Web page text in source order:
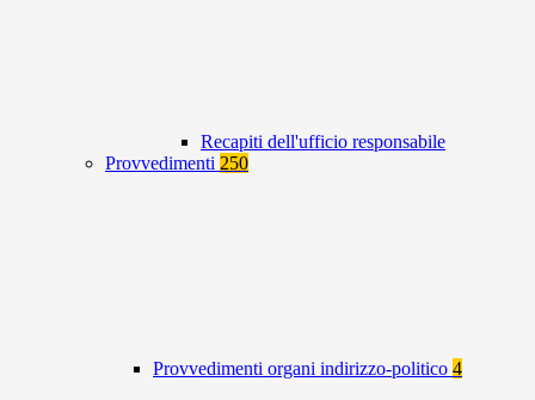
Recapiti dell'ufficio responsabile
Provvedimenti 250
Provvedimenti organi indirizzo-politico 4